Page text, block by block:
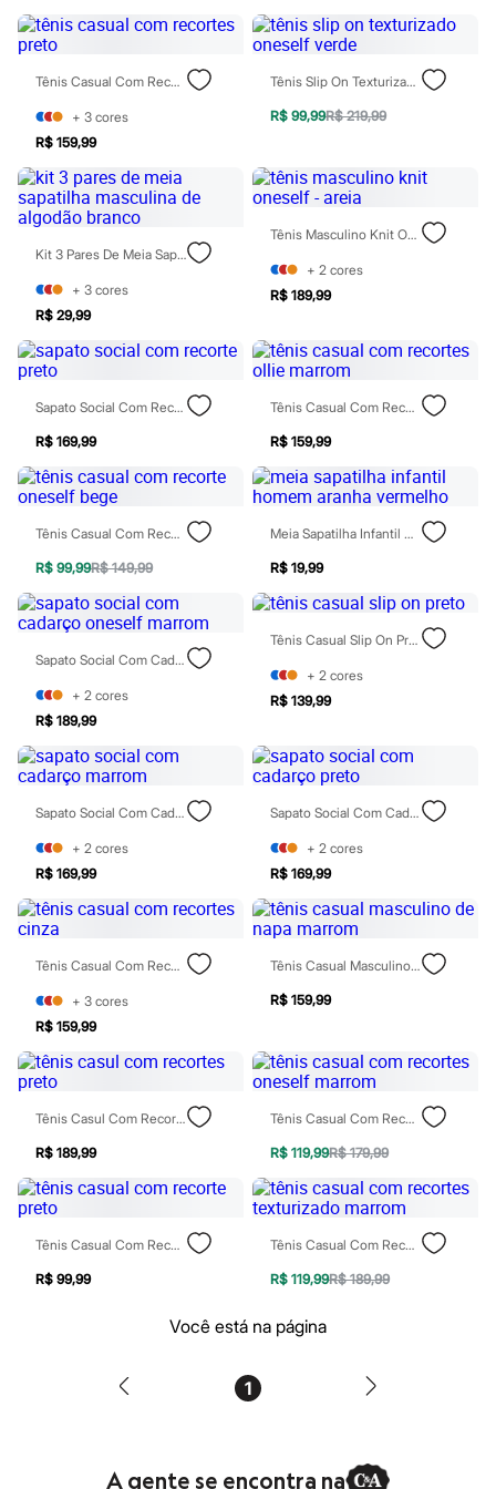
Todos os produtos
Infantil
Em alta
Arrumadinho para os meninos
Romântico para as meninas
Inverno
Novidades
Roupas menina
0 a 24 meses
1 a 5 anos
4 a 12 anos
10 a 16 anos
Roupas menino
1 a 5 anos
4 a 12 anos
Acessórios
Recém-nascido
Chapéus
Calçados
Botas
Chinelos
Pantufas
Rasteirinhas
Sandálias
Diversão
Marcas
Baby Club
Fifteen
Miss Fifteen
Palomino
Moda íntima
Calcinhas
Cuecas
Meias
Pijamas
Moda praia
Biquínis e Maiôs
Sungas
Personagens
Disney
Hello Kitty
Minecraft
Naruto
Patrulha Canina
Sonic
Stitch
Beleza
Kits
Perfumes árabes
Novidades
Cabelos
Escovas e Pentes
Finalizadores
Tratamento
Cuidados com o corpo
Hidratante
Tênis Casual Com Recortes Preto
+ 3 cores
R$ 159,99
Tênis Slip On Texturizado Oneself Verde
R$ 99,99R$ 219,99
Kit 3 Pares De Meia Sapatilha Masculina De Algodão Branco
+ 3 cores
R$ 29,99
Tênis Masculino Knit Oneself - Areia
+ 2 cores
R$ 189,99
Sapato Social Com Recorte Preto
R$ 169,99
Tênis Casual Com Recortes Ollie Marrom
R$ 159,99
Tênis Casual Com Recorte Oneself Bege
R$ 99,99R$ 149,99
Meia Sapatilha Infantil Homem Aranha Vermelho
R$ 19,99
Sapato Social Com Cadarço Oneself Marrom
+ 2 cores
R$ 189,99
Tênis Casual Slip On Preto
+ 2 cores
R$ 139,99
Sapato Social Com Cadarço Marrom
+ 2 cores
R$ 169,99
Sapato Social Com Cadarço Preto
+ 2 cores
R$ 169,99
Tênis Casual Com Recortes Cinza
+ 3 cores
R$ 159,99
Tênis Casual Masculino De Napa Marrom
R$ 159,99
Tênis Casul Com Recortes Preto
R$ 189,99
Tênis Casual Com Recortes Oneself Marrom
R$ 119,99R$ 179,99
Tênis Casual Com Recorte Preto
R$ 99,99
Tênis Casual Com Recortes Texturizado Marrom
R$ 119,99R$ 189,99
Você está na página
1
A gente se encontra na